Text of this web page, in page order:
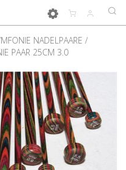
NADELPAARE /
PAAR 25CM 3.0